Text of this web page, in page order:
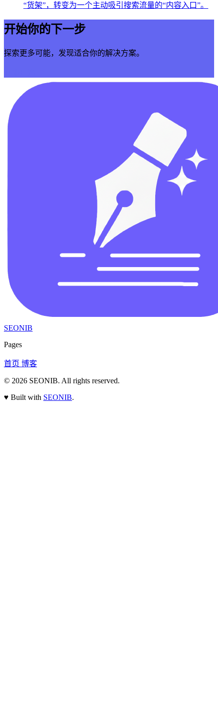
“货架”，转变为一个主动吸引搜索流量的“内容入口”。
开始你的下一步
探索更多可能，发现适合你的解决方案。
SEONIB
Pages
首页 博客
© 2026 SEONIB. All rights reserved.
♥ Built with SEONIB.